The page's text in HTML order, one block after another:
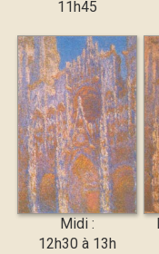
11h45
Midi :
12h30 à 13h